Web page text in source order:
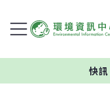
快訊風